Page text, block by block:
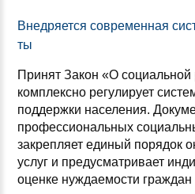
Внед­ря­ет­ся сов­ре­мен­ная
ты
Принят Закон «О социальной
комплексно регулирует
поддержки населения.
профессиональных
закрепляет единый порядок
услуг и предусматривает
оценке нуждаемости граждан